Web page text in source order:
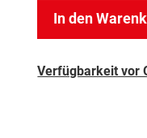
In den
Verfügbarkeit vor